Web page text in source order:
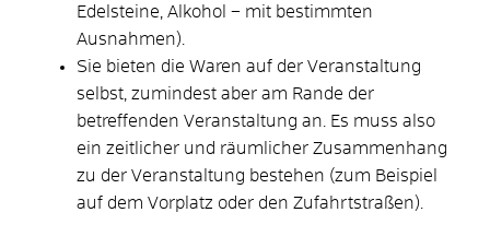
Edelsteine, Alkohol – mit bestimmten
Ausnahmen).
Sie bieten die Waren auf der Veranstaltung
selbst, zumindest aber am Rande der
betreffenden Veranstaltung an. Es muss also
ein zeitlicher und räumlicher Zusammenhang
zu der Veranstaltung bestehen (zum Beispiel
auf dem Vorplatz oder den Zufahrtstraßen).